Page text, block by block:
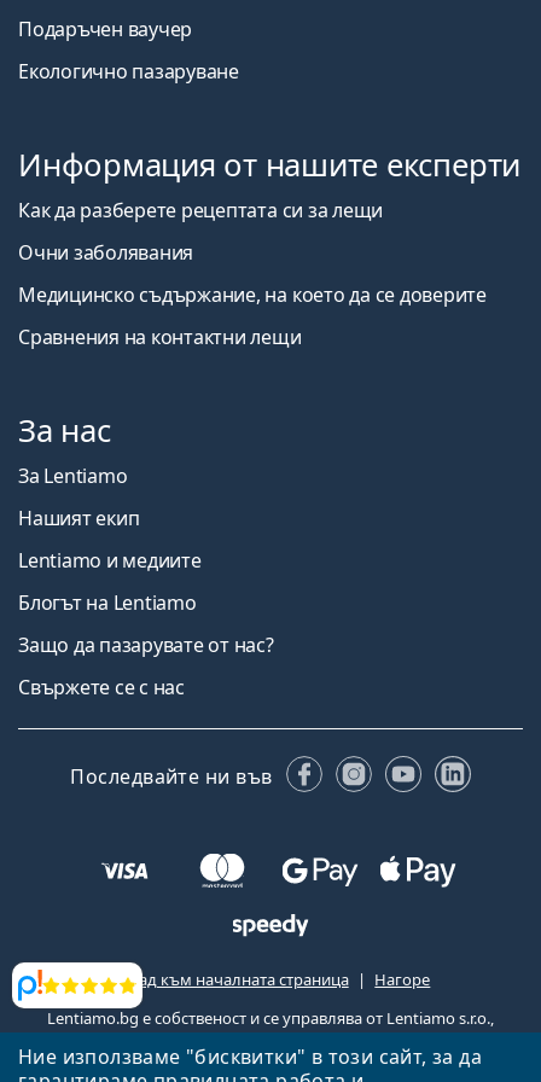
Ние използваме "бисквитки" в този сайт, за да
Прегледи
Подаръчен ваучер
Екологично пазаруване
Информация от нашите експерти
Как да разберете рецептата си за лещи
Очни заболявания
Медицинско съдържание, на което да се доверите
Сравнения на контактни лещи
За нас
За Lentiamo
Нашият екип
Lentiamo и медиите
Блогът на Lentiamo
Защо да пазарувате от нас?
Свържете се с нас
Последвайте ни във FacebookInstagram
YouTube
Назад към началната страница
Нагоре
Lentiamo.bg е собственост и се управлява от Lentiamo s.r.o.,
Република Чехия
Тук сме за вас в продължение на 18 години.